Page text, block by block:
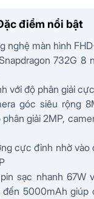
6,67 inch
120Hz
nit
Độ sáng cao nhất
Full HD+ (2400 x
Android 11
Snapdragon 732G
điểm nổi bật
nghệ màn hình
732G 8
với độ phân giải
góc siêu rộng
giải 2MP,
cực đỉnh nhờ vào
sạc nhanh 67W
đến 5000mAh giúp